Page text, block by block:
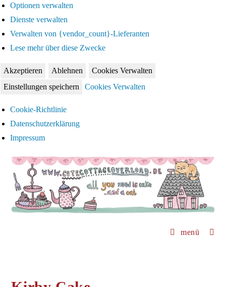
Optionen verwalten
Dienste verwalten
Verwalten von {vendor_count}-Lieferanten
Lese mehr über diese Zwecke
Akzeptieren Ablehnen
Cookies Verwalten
Einstellungen speichern
Cookies Verwalten
Cookie-Richtlinie
Datenschutzerklärung
Impressum
Zum
springen
menü